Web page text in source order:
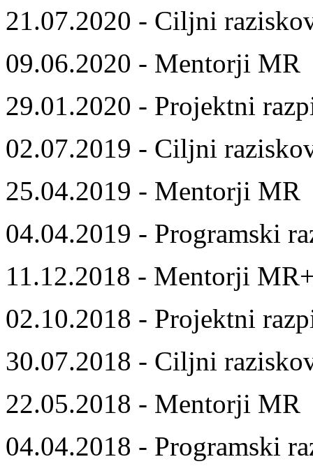
21.07.2020 - Ciljni
09.06.2020 - Mentorji MR
29.01.2020 - Projektni
02.07.2019 - Ciljni
25.04.2019 - Mentorji MR
04.04.2019 - Programski
11.12.2018 - Mentorji
02.10.2018 - Projektni
30.07.2018 - Ciljni
22.05.2018 - Mentorji MR
04.04.2018 - Programski